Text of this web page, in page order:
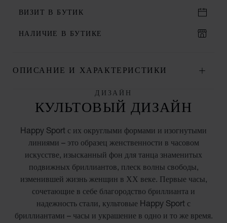
ВИЗИТ В БУТИК
НАЛИЧИЕ В БУТИКЕ
ОПИСАНИЕ И ХАРАКТЕРИСТИКИ
ДИЗАЙН
КУЛЬТОВЫЙ ДИЗАЙН
Happy Sport с их округлыми формами и изогнутыми
линиями – это образец женственности в часовом
искусстве, изысканный фон для танца знаменитых
подвижных бриллиантов, плеск волны свободы,
изменившей жизнь женщин в ХХ веке. Первые часы,
сочетающие в себе благородство бриллианта и
надежность стали, культовые Happy Sport с
бриллиантами – часы и украшение в одно и то же время.